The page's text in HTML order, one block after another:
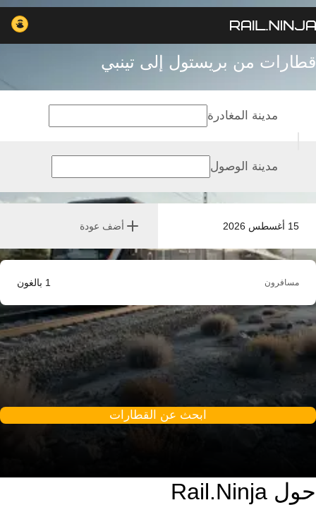
قطارات من بريستول إلى تينبي
15 أغسطس 2026 أضف عودة
مدينة المغادرة
مدينة الوصول
مسافرون 1 بالغون
ابحث عن القطارات
حول Rail.Ninja